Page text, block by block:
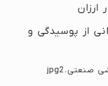
از پوسیدگی و